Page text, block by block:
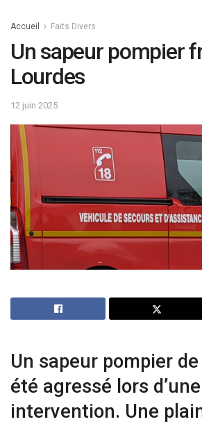
Accueil Faits Divers
Un sapeur pompier
Lourdes
12 juin 2025
Un sapeur pompier
été agressé lors d’une
intervention. Une